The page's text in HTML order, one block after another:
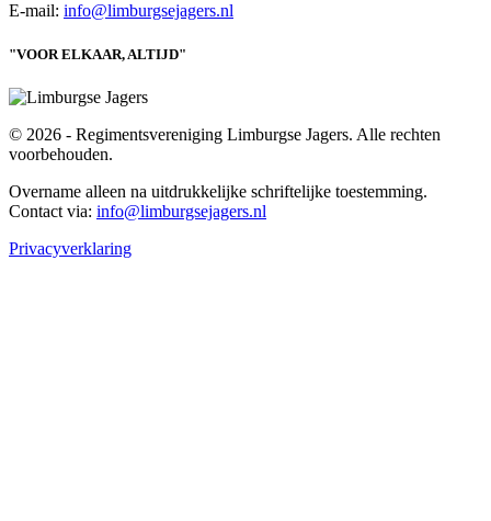
E-mail: info@limburgsejagers.nl
"VOOR ELKAAR, ALTIJD"
© 2026 - Regimentsvereniging Limburgse Jagers. Alle rechten
voorbehouden.
Overname alleen na uitdrukkelijke schriftelijke toestemming.
Contact via: info@limburgsejagers.nl
Privacyverklaring